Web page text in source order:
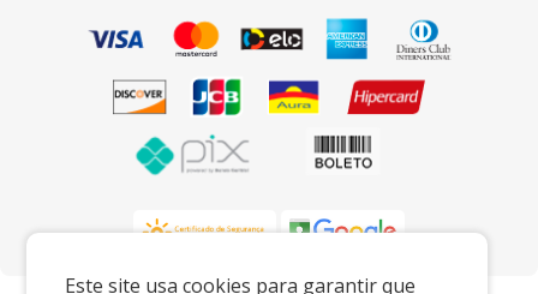
Este site usa cookies para garantir que